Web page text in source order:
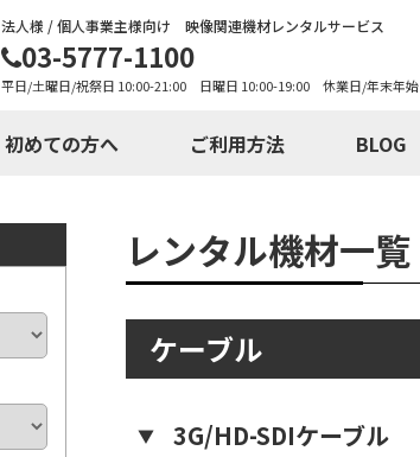
法人様 / 個人事業主様向け 映像関連機材レンタルサービス
03-5777-1100
平日/土曜日/祝祭日 10:00-21:00 日曜日 10:00-19:00 休業日/年末年始
初めての方へ ご利用方法 BLOG
レンタル機材一覧
ケーブル
3G/HD-SDIケーブル